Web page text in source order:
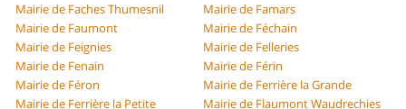
Mairie de Faches Thumesnil
Mairie de Famars
Mairie de Faumont
Mairie de Féchain
Mairie de Feignies
Mairie de Felleries
Mairie de Fenain
Mairie de Férin
Mairie de Féron
Mairie de Ferrière la Grande
Mairie de Ferrière la Petite
Mairie de Flaumont Waudrechies